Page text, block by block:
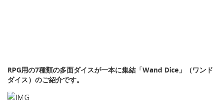
RPG用の7種類の多面ダイスが一本に集結「Wand Dice」（ワンド
ダイス）のご紹介です。